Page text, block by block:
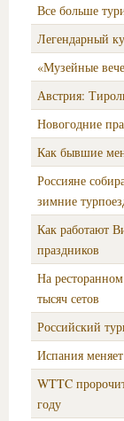
Все больше
Легендарный
«Музейные
Австрия:
Новогодние
Как бывшие
Россияне
зимние
Как работают
праздников
На
тысяч сетов
Российский
Испания
WTTC
году